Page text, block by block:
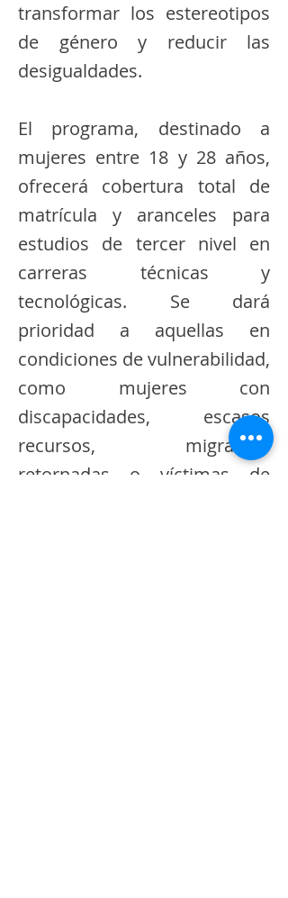
transformar los estereotipos
de género y reducir las
desigualdades.
El programa, destinado a
mujeres entre 18 y 28 años,
ofrecerá cobertura total de
matrícula y aranceles para
estudios de tercer nivel en
carreras técnicas y
tecnológicas. Se dará
prioridad a aquellas en
condiciones de vulnerabilidad,
como mujeres con
discapacidades, escasos
recursos, migrantes
retornadas o víctimas de